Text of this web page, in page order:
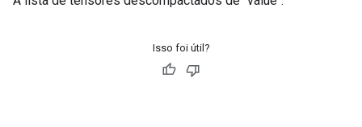
Isso foi útil?